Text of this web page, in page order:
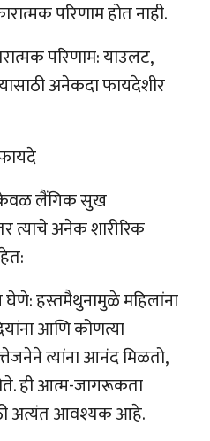
परिणाम होत नाही.
परिणाम: याउलट,
अनेकदा फायदेशीर
केवळ लैंगिक सुख
त्याचे अनेक शारीरिक
घेणे: हस्तमैथुनामुळे महिलांना
आणि कोणत्या
त्यांना आनंद मिळतो,
ही आत्म-जागरूकता
अत्यंत आवश्यक आहे.